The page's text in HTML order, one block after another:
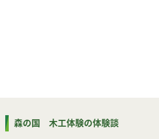
森の国 木工体験の体験談